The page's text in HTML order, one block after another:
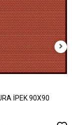
İPEK 90X90